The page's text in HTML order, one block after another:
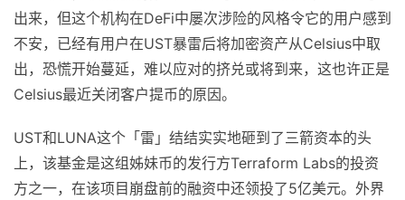
出来，但这个机构在DeFi中屡次涉险的风格令它的用户感到
不安，已经有用户在UST暴雷后将加密资产从Celsius中取
出，恐慌开始蔓延，难以应对的挤兑或将到来，这也许正是
Celsius最近关闭客户提币的原因。
UST和LUNA这个「雷」结结实实地砸到了三箭资本的头
上，该基金是这组姊妹币的发行方Terraform Labs的投资
方之一，在该项目崩盘前的融资中还领投了5亿美元。外界